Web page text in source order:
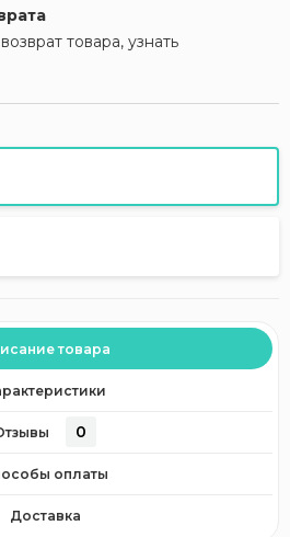
товара, узнать
товара
0
оплаты
Доставка